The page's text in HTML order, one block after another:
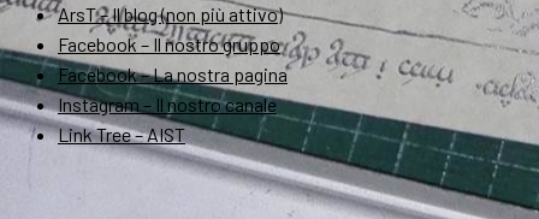
ArsT – Il blog (non più attivo)
Facebook – Il nostro gruppo
Facebook – La nostra pagina
Instagram – Il nostro canale
Link Tree – AIST